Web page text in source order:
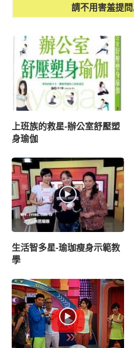
請不用害羞提
上班族的救星-辦公室舒壓塑
身瑜伽
生活智多星-瑜珈瘦身示範教
學